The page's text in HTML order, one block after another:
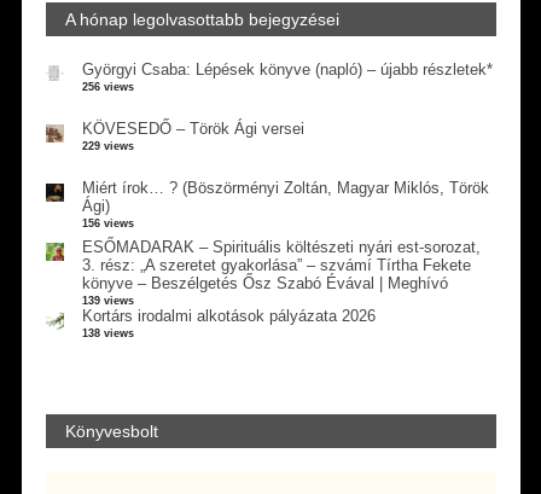
A hónap legolvasottabb bejegyzései
Györgyi Csaba: Lépések könyve (napló) – újabb részletek*
256 views
KÖVESEDŐ – Török Ági versei
229 views
Miért írok… ? (Böszörményi Zoltán, Magyar Miklós, Török
Ági)
156 views
ESŐMADARAK – Spirituális költészeti nyári est-sorozat,
3. rész: „A szeretet gyakorlása” – szvámí Tírtha Fekete
könyve – Beszélgetés Ősz Szabó Évával | Meghívó
139 views
Kortárs irodalmi alkotások pályázata 2026
138 views
Könyvesbolt